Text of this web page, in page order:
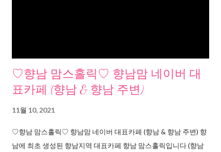
♡향남 맘스홀릭♡ 향남맘 네이버 대
표카페 (향남 & 향남 주변)
11월 10, 2021
♡향남 맘스홀릭♡ 향남맘 네이버 대표카페 (향남 & 향남 주변) 향
남에 최초 생성된 향남지역 대표카페 향남 맘스홀릭입니다 (향남